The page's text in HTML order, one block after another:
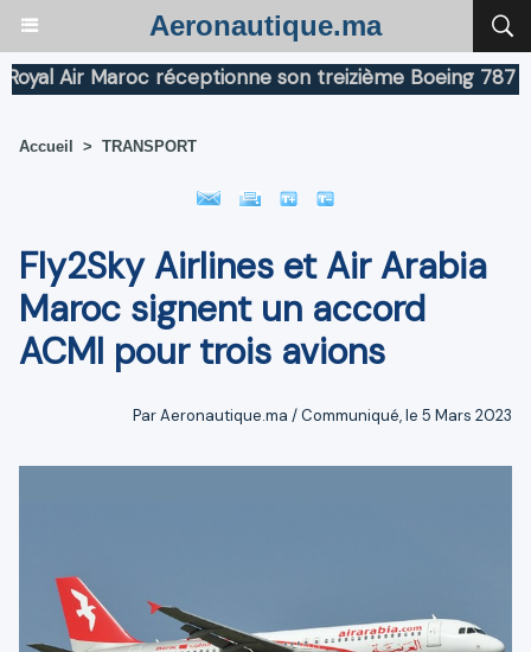
Aeronautique.ma
Air Maroc réceptionne son treizième Boeing 787
Accueil > TRANSPORT
Fly2Sky Airlines et Air Arabia
Maroc signent un accord
ACMI pour trois avions
Par Aeronautique.ma / Communiqué, le 5 Mars 2023